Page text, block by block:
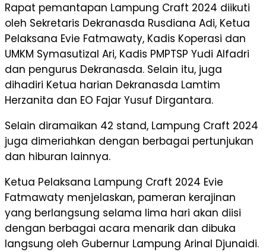
Rapat pemantapan Lampung Craft 2024 diikuti
oleh Sekretaris Dekranasda Rusdiana Adi, Ketua
Pelaksana Evie Fatmawaty, Kadis Koperasi dan
UMKM Symasutizal Ari, Kadis PMPTSP Yudi Alfadri
dan pengurus Dekranasda. Selain itu, juga
dihadiri Ketua harian Dekranasda Lamtim
Herzanita dan EO Fajar Yusuf Dirgantara.
Selain diramaikan 42 stand, Lampung Craft 2024
juga dimeriahkan dengan berbagai pertunjukan
dan hiburan lainnya.
Ketua Pelaksana Lampung Craft 2024 Evie
Fatmawaty menjelaskan, pameran kerajinan
yang berlangsung selama lima hari akan diisi
dengan berbagai acara menarik dan dibuka
langsung oleh Gubernur Lampung Arinal Djunaidi.